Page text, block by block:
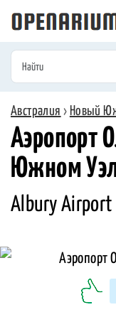
Австралия › Новый
Аэропорт
Южном
Albury Airport